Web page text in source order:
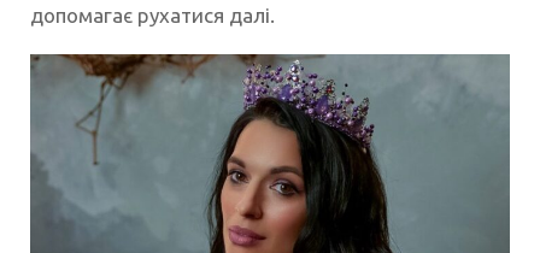
допомагає рухатися далі.